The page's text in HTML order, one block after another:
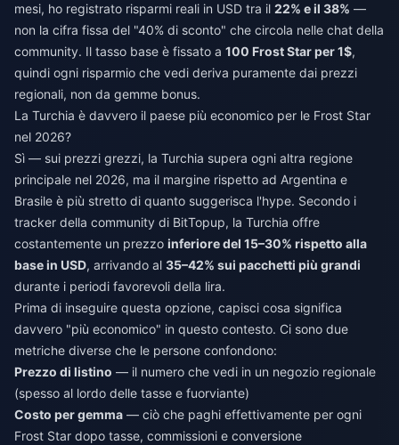
mesi, ho registrato risparmi reali in USD tra il 22% e il 38% —
non la cifra fissa del "40% di sconto" che circola nelle chat della
community. Il tasso base è fissato a 100 Frost Star per 1$,
quindi ogni risparmio che vedi deriva puramente dai prezzi
regionali, non da gemme bonus.
La Turchia è davvero il paese più economico per le Frost Star
nel 2026?
Sì — sui prezzi grezzi, la Turchia supera ogni altra regione
principale nel 2026, ma il margine rispetto ad Argentina e
Brasile è più stretto di quanto suggerisca l'hype. Secondo i
tracker della community di BitTopup, la Turchia offre
costantemente un prezzo inferiore del 15–30% rispetto alla
base in USD, arrivando al 35–42% sui pacchetti più grandi
durante i periodi favorevoli della lira.
Prima di inseguire questa opzione, capisci cosa significa
davvero "più economico" in questo contesto. Ci sono due
metriche diverse che le persone confondono:
Prezzo di listino — il numero che vedi in un negozio regionale
(spesso al lordo delle tasse e fuorviante)
Costo per gemma — ciò che paghi effettivamente per ogni
Frost Star dopo tasse, commissioni e conversione